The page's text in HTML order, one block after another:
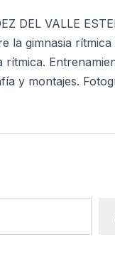
DEL VALLE
la gimnasia rítmica
rítmica.
y montajes.